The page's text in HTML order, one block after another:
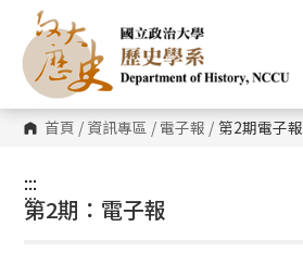
主
要
內
區
塊 首頁 / 資訊專區 / 電子報 / 第2期電子報
:::
:::
第2期：電子報